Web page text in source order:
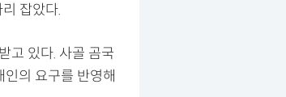
잡았다.
고 있다. 사골 곰국
의 요구를 반영해